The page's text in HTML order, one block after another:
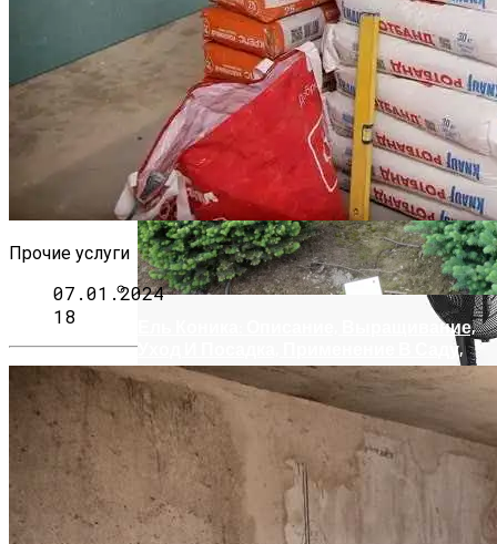
Детские Веломобили
Клининговые Компании Санкт-
Петербурга
Как Выбрать Кухонную Технику Для
Ресторанного Бизнеса
Ель Коника: Описание, Выращивание,
Уход И Посадка, Применение В Саду,
Фото
Прочие услуги
07.01.2024
18